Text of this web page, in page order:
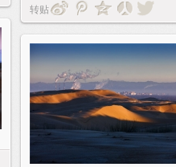
转贴